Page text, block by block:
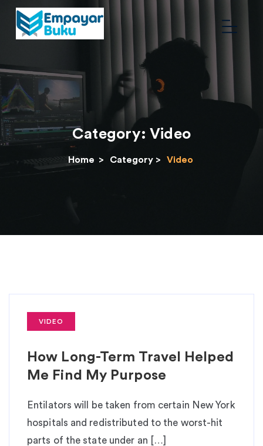
Category:Video
Home > Category > Video
VIDEO
How Long-Term Travel Helped
Me Find My Purpose
Entilators will be taken from certain New York
hospitals and redistributed to the worst-hit
parts of the state under an […]